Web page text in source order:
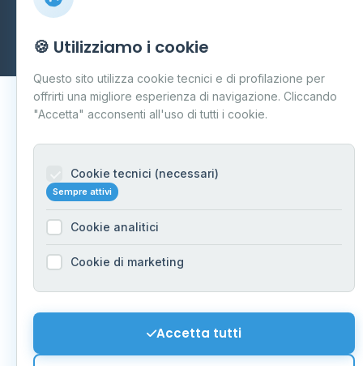
Aggiornamento quotidiano
🍪 Utilizziamo i cookie
Questo sito utilizza cookie tecnici e di profilazione per
offrirti una migliore esperienza di navigazione. Cliccando
"Accetta" acconsenti all'uso di tutti i cookie.
Cookie tecnici (necessari)
Sempre attivi
Cookie analitici
Cookie di marketing
Accetta tutti